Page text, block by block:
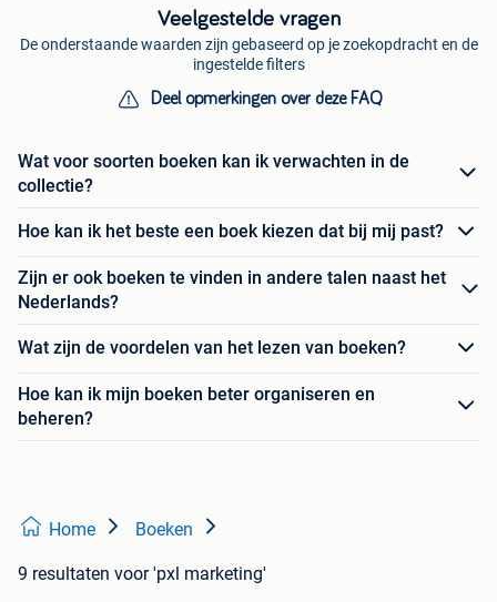
Veelgestelde vragen
De onderstaande waarden zijn gebaseerd op je zoekopdracht en de
ingestelde filters
Deel opmerkingen over deze FAQ
Wat voor soorten boeken kan ik verwachten in de
collectie?
Hoe kan ik het beste een boek kiezen dat bij mij past?
Zijn er ook boeken te vinden in andere talen naast het
Nederlands?
Wat zijn de voordelen van het lezen van boeken?
Hoe kan ik mijn boeken beter organiseren en
beheren?
Home Boeken
9 resultaten voor 'pxl marketing'